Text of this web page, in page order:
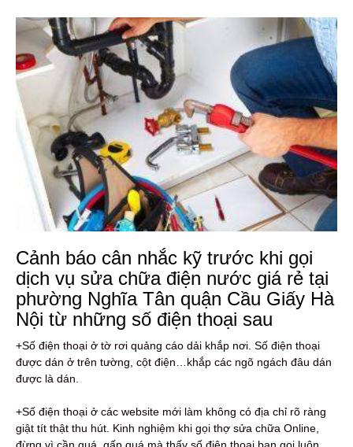
Cảnh báo cân nhắc kỹ trước khi gọi
dịch vụ sửa chữa điện nước giá rẻ tại
phường Nghĩa Tân quận Cầu Giấy Hà
Nội từ những số điện thoại sau
+Số điện thoại ở tờ rơi quảng cáo dải khắp nơi. Số điện thoại
được dán ở trên tường, cột điện…khắp các ngõ ngách đâu dán
được là dán.
+Số điện thoại ở các website mới làm không có địa chỉ rõ ràng
giật tít thật thu hút. Kinh nghiệm khi gọi thợ sửa chữa Online,